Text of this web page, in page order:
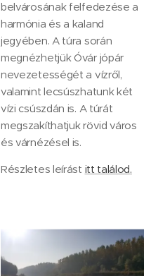
belvárosának felfedezése a
harmónia és a kaland
jegyében. A túra során
megnézhetjük Óvár jópár
nevezetességét a vízről,
valamint lecsúszhatunk két
vízi csúszdán is. A túrát
megszakíthatjuk rövid város
és várnézésel is.
Részletes leírást itt találod.